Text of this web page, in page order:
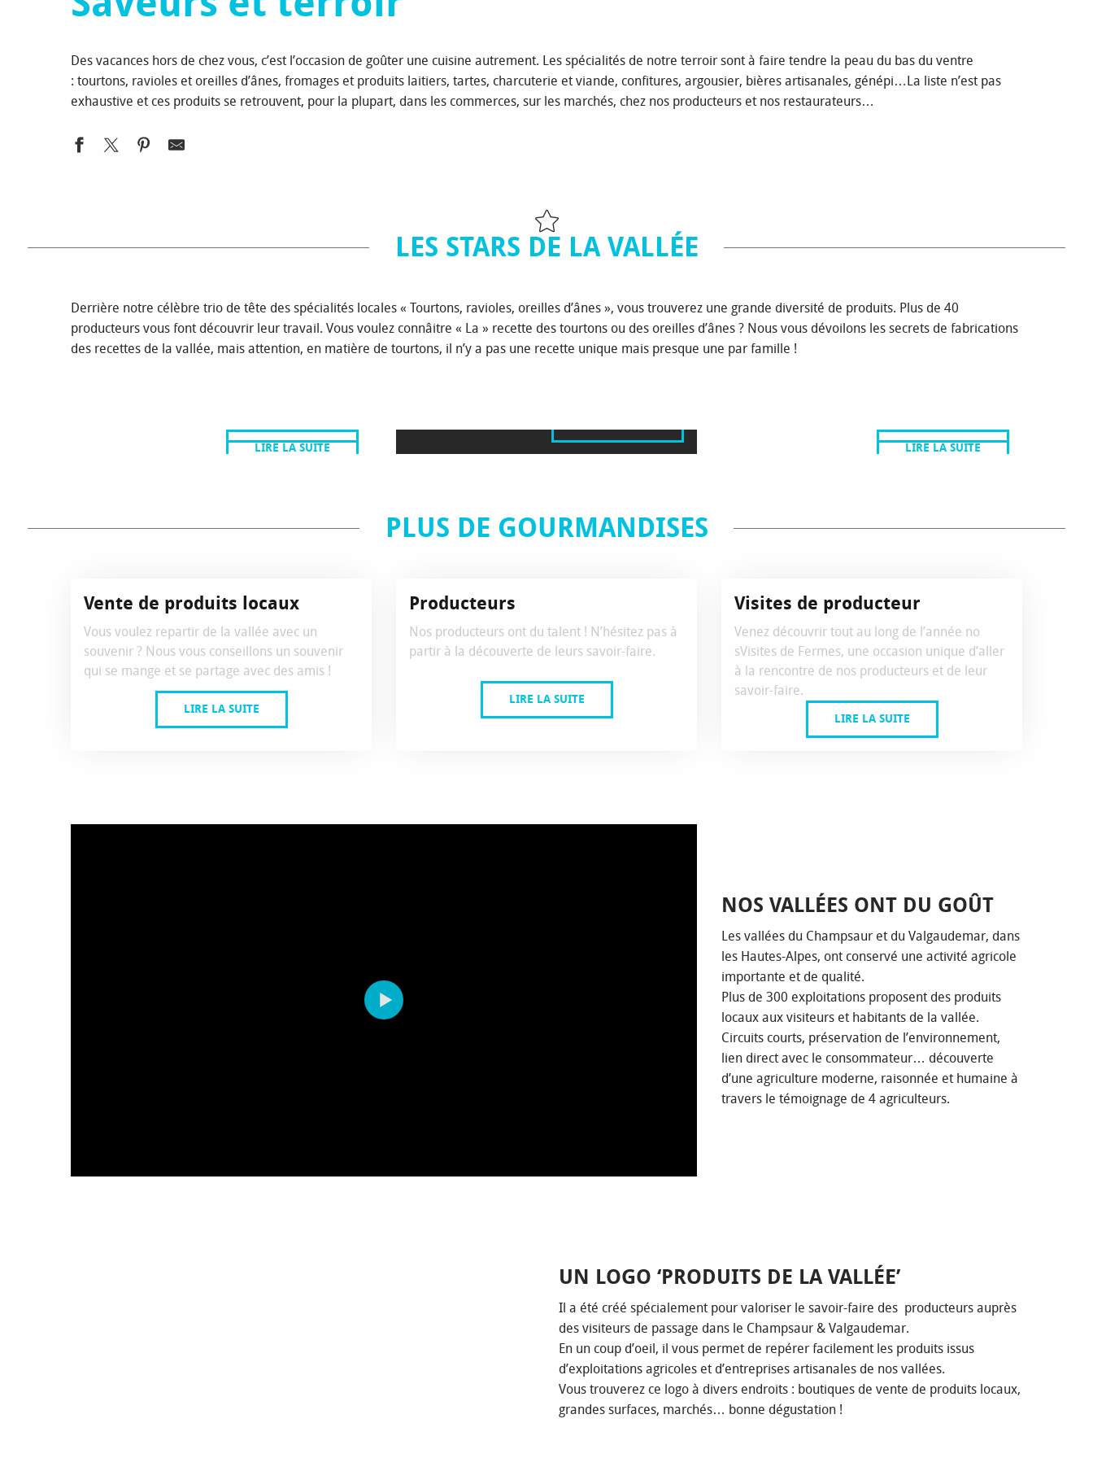
Des vacances hors de chez vous, c’est l’occasion de goûter une cuisine autrement. Les spécialités de notre terroir sont à faire tendre la peau du bas du ventre
: tourtons, ravioles et oreilles d’ânes, fromages et produits laitiers, tartes, charcuterie et viande, confitures, argousier, bières artisanales, génépi…La liste n’est pas
exhaustive et ces produits se retrouvent, pour la plupart, dans les commerces, sur les marchés, chez nos producteurs et nos restaurateurs…
LES STARS DE LA VALLÉE
Derrière notre célèbre trio de tête des spécialités locales « Tourtons, ravioles, oreilles d’ânes », vous trouverez une grande diversité de produits. Plus de 40
producteurs vous font découvrir leur travail. Vous voulez connâitre « La » recette des tourtons ou des oreilles d’ânes ? Nous vous dévoilons les secrets de fabrications
des recettes de la vallée, mais attention, en matière de tourtons, il n’y a pas une recette unique mais presque une par famille !
BRASSERIES ARTISANALES EN
CHAMPSAUR VALGAUDEMAR
Vous connaissez nos traditions culinaires, mais
LIRE LA SUITE LIRE LA SUITE
PLUS DE GOURMANDISES
Vente de produits locaux
Vous voulez repartir de la vallée avec un
souvenir ? Nous vous conseillons un souvenir
qui se mange et se partage avec des amis !
LIRE LA SUITE
Producteurs
Nos producteurs ont du talent ! N’hésitez pas à
partir à la découverte de leurs savoir-faire.
LIRE LA SUITE
Visites de producteur
Venez découvrir tout au long de l’année no
sVisites de Fermes, une occasion unique d’aller
à la rencontre de nos producteurs et de leur
savoir-faire.
LIRE LA SUITE
NOS VALLÉES ONT DU GOÛT
Les vallées du Champsaur et du Valgaudemar, dans
les Hautes-Alpes, ont conservé une activité agricole
importante et de qualité.
Plus de 300 exploitations proposent des produits
locaux aux visiteurs et habitants de la vallée.
Circuits courts, préservation de l’environnement,
lien direct avec le consommateur… découverte
d’une agriculture moderne, raisonnée et humaine à
travers le témoignage de 4 agriculteurs.
UN LOGO ‘PRODUITS DE LA VALLÉE’
Il a été créé spécialement pour valoriser le savoir-faire des producteurs auprès
des visiteurs de passage dans le Champsaur & Valgaudemar.
En un coup d’oeil, il vous permet de repérer facilement les produits issus
d’exploitations agricoles et d’entreprises artisanales de nos vallées.
Vous trouverez ce logo à divers endroits : boutiques de vente de produits locaux,
grandes surfaces, marchés… bonne dégustation !